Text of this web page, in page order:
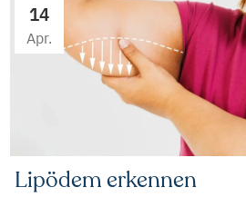
14
Apr.
Lipödem erkennen